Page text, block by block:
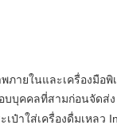
ภายในและเครื่องมือ
บบุคคลที่สามก่อนจัดส่ง